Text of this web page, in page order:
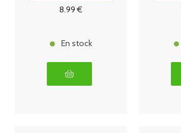
8.99 €
En stock